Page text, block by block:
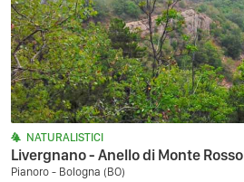
NATURALISTICI
Livergnano - Anello di Monte Rosso
Pianoro - Bologna (BO)